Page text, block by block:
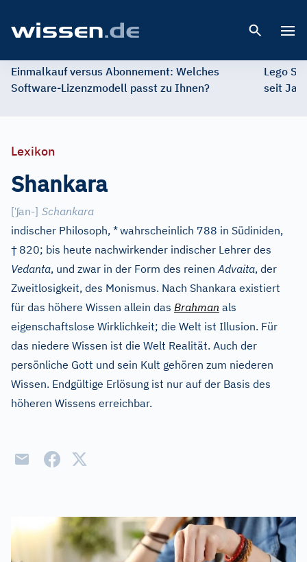
Einmalkauf versus Abonnement: Welches
Software-Lizenzmodell passt zu Ihnen?
Lego
seit
Lexikon
Shankara
[ˈʃan-] Schankara
indischer Philosoph, *wahrscheinlich 788 in Südiniden,
† 820; bis heute nachwirkender indischer Lehrer des
Vedanta, und zwar in der Form des reinenAdvaita, der
Zweitlosigkeit, des Monismus. Nach Shankara existiert
für das höhere Wissen allein das Brahman als
eigenschaftslose Wirklichkeit; die Welt ist Illusion. Für
das niedere Wissen ist die Welt Realität. Auch der
persönliche Gott und sein Kult gehören zum niederen
Wissen. Endgültige Erlösung ist nur auf der Basis des
höheren Wissens erreichbar.